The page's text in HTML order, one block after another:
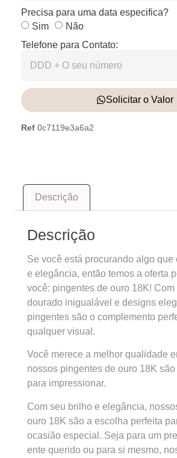
Precisa para uma data especifica?
Sim
Não
Telefone para Contato:
Solicitar o Valor
Ref 0c7119e3a6a2
Descrição
Descrição
Se você está procurando algo que
e elegância, então temos a oferta
você: pingentes de ouro 18K!
dourado inigualável e designs
pingentes são o complemento
qualquer visual.
Você merece a melhor qualidade
nossos pingentes de ouro 18K
para impressionar.
Com seu brilho e elegância,
ouro 18K são a escolha perfeita
ocasião especial. Seja para um
ente querido ou para si mesmo,